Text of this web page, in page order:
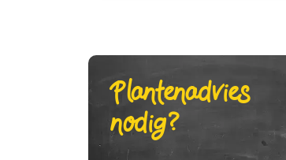
Plantenadvies
nodig?